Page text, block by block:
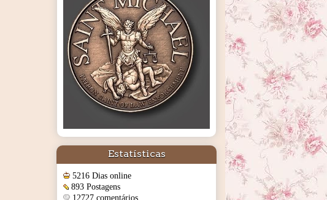
Estatísticas
5216 Dias online
893 Postagens
12727 comentários